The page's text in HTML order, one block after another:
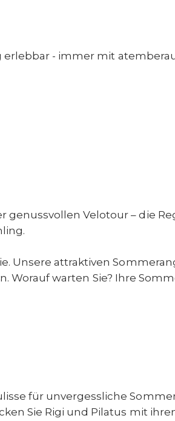
erlebbar - immer mit
genussvollen Velotour – die
Unsere attraktiven
Worauf warten Sie? Ihre
für unvergessliche
Sie Rigi und Pilatus mit